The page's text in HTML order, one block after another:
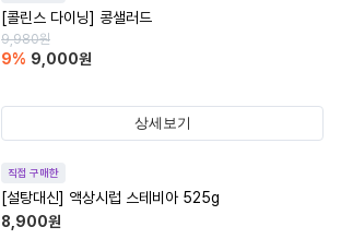
[콜린스 다이닝] 콩샐러드
9,980원
9% 9,000원
상세보기
직접 구매한
[설탕대신] 액상시럽 스테비아 525g
8,900원